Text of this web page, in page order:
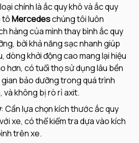
chính là ắc quy khô và ắc quy
tôMercedeschúng tôi luôn
hàng của mình thay bình ắc quy
bởi khả năng sạc nhanh giúp
dòng khởi động cao mang lại hiệu
hơn, có tuổi thọ sử dụng lâu bền
bảo dưỡng trong quá trình
và không bị rò rỉ axit.
: Cần lựa chọn kích thước ắc quy
xe, có thể kiểm tra dựa vào kích
trên xe.